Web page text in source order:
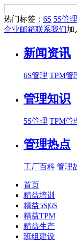
热门标签： 6S 5S管理
企业邮箱联系我们加
新闻资讯
6S管理 TPM管
管理知识
5S管理 TPM管
管理热点
工厂百科 管理
首页
精益培训
精益5S|6S
精益TPM
精益生产
班组建设